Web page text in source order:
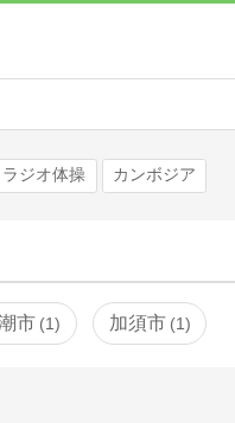
ラジオ体操 カンボジア
市 1 加須市 1